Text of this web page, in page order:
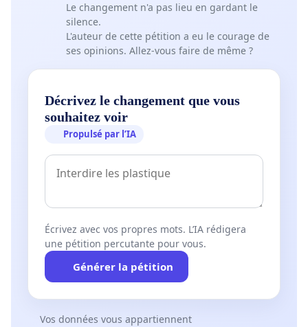
Le changement n'a pas lieu en gardant le
silence.
L'auteur de cette pétition a eu le courage de
ses opinions. Allez-vous faire de même ?
Décrivez le changement que vous
souhaitez voir
Propulsé par l’IA
Écrivez avec vos propres mots. L’IA rédigera
une pétition percutante pour vous.
Générer la pétition
Vos données vous appartiennent